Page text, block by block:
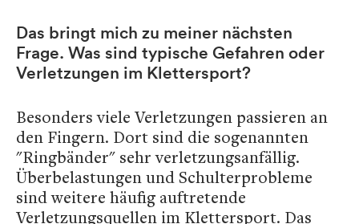
Das bringt mich zu meiner nächsten
Frage. Was sind typische Gefahren oder
Verletzungen im Klettersport?
Besonders viele Verletzungen passieren an
den Fingern. Dort sind die sogenannten
"Ringbänder" sehr verletzungsanfällig.
Überbelastungen und Schulterprobleme
sind weitere häufig auftretende
Verletzungsquellen im Klettersport. Das